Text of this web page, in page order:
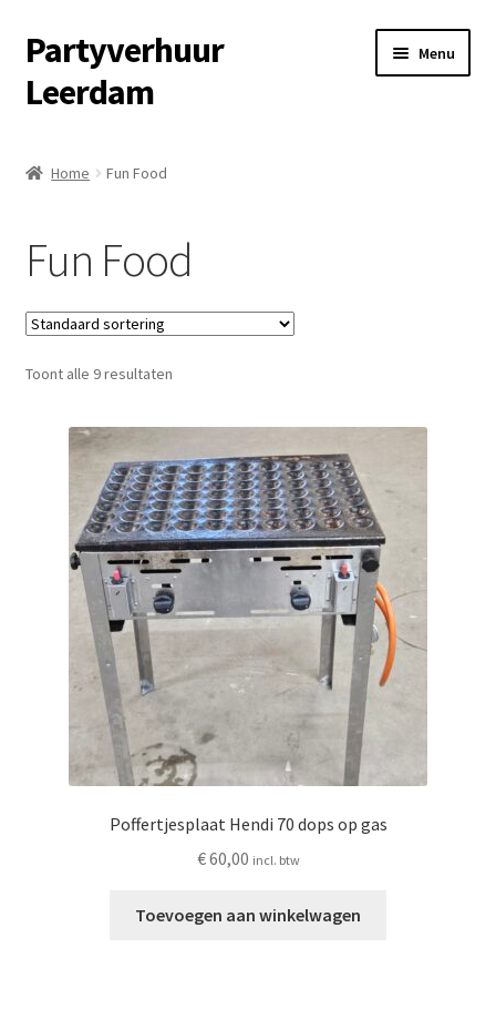
Ga
door
naar
Ga
naar
de
Partyverhuur
Leerdam
Menu
Checkout
Contact
Cookiebeleid (EU)
Fotoalbum
Informatie
Privacyverklaring
Producten + prijzen
Vacature: Medewerker bezorging & opbouw
Vacature: Parttime medewerker bezorging & opbouw
Wie zijn wij
Home Fun Food
Fun Food
Toont alle 9 resultaten
Poffertjesplaat Hendi 70 dops op gas
€60,00 incl. btw
Toevoegen aan winkelwagen